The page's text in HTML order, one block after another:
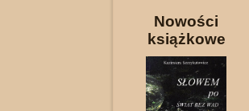
Nowości
książkowe